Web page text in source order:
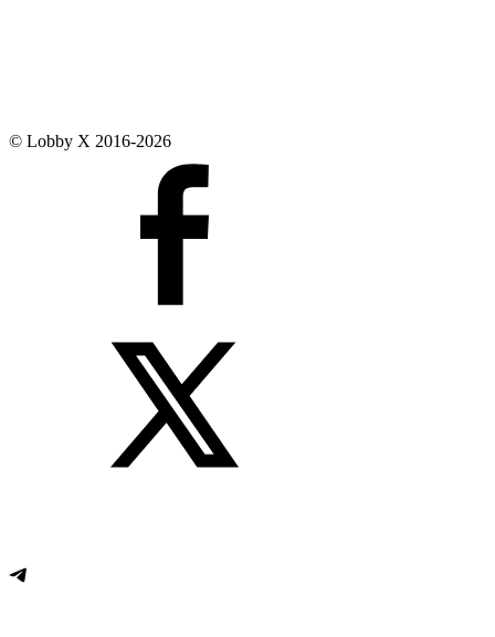
© Lobby X 2016-2026